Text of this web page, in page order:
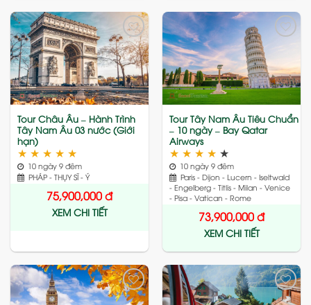
Add
to
wishlist
Tour Châu Âu – Hành Trình
Tây Nam Âu 03 nước (Giới
hạn)
★ ★ ★ ★ ★
10 ngày 9 đêm
PHÁP - THỤY SĨ - Ý
75,900,000đ
XEM CHI TIẾT
Add
wishlist
Tour Tây Nam Âu Tiêu Chuẩn
– 10 ngày – Bay Qatar
Airways
★ ★ ★ ★ ★
10 ngày 9 đêm
Paris - Dijon - Lucern - Iseltwald
- Engelberg - Titlis - Milan - Venice
- Pisa - Vatican - Rome
73,900,000đ
XEM CHI TIẾT
Add
Add